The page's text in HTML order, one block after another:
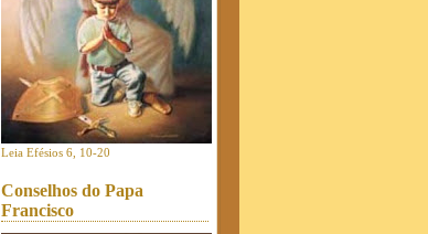
Leia Efésios 6, 10-20
Conselhos do Papa
Francisco